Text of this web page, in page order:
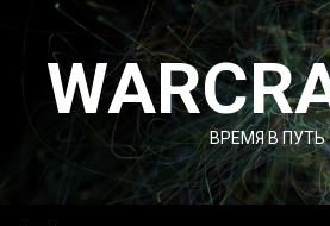
Перейти
содержимому
ВРЕМЯ В ПУТЬ